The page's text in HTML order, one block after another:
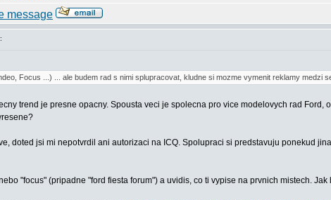
Focus ...) ... ale budem rad s nimi splupracovat, kludne si mozme vymenit reklamy medzi
trend je presne opacny. Spousta veci je spolecna pro vice modelovych rad
doted jsi mi nepotvrdil ani autorizaci na ICQ. Spolupraci si predstavuju ponekud
"focus" (pripadne "ford fiesta forum") a uvidis, co ti vypise na prvnich mistech.